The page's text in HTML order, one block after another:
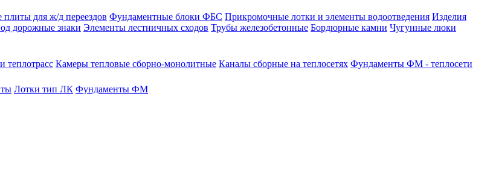
плиты для ж/д переездов Фундаментные блоки ФБС Прикромочные лотки и элементы водоотведения Изделия
дорожные знаки Элементы лестничных сходов Трубы железобетонные Бордюрные камни Чугунные люки
Камеры тепловые сборно-монолитные Каналы сборные на теплосетях Фундаменты ФМ - теплосети
Лотки тип ЛК Фундаменты ФМ